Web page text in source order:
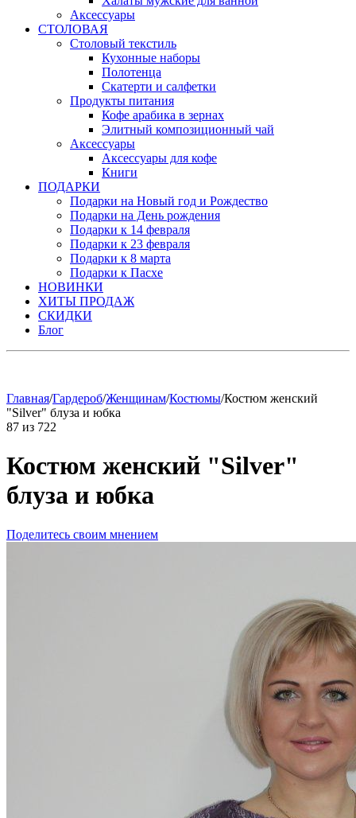
Аксессуары
СТОЛОВАЯ
Столовый текстиль
Кухонные наборы
Полотенца
Скатерти и салфетки
Продукты питания
Кофе арабика в зернах
Элитный композиционный чай
Аксессуары
Аксессуары для кофе
Книги
ПОДАРКИ
Подарки на Новый год и Рождество
Подарки на День рождения
Подарки к 14 февраля
Подарки к 23 февраля
Подарки к 8 марта
Подарки к Пасхе
НОВИНКИ
ХИТЫ ПРОДАЖ
СКИДКИ
Блог
Главная/Гардероб/Женщинам/Костюмы/Костюм женский
"Silver" блуза и юбка
87 из 722
Костюм женский "Silver"
блуза и юбка
Поделитесь своим мнением